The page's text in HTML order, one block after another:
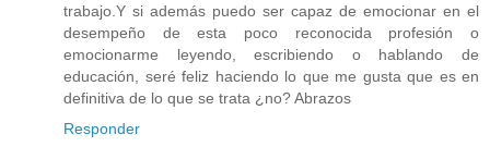
trabajo.Y si además puedo ser capaz de emocionar en el
desempeño de esta poco reconocida profesión o
emocionarme leyendo, escribiendo o hablando de
educación, seré feliz haciendo lo que me gusta que es en
definitiva de lo que se trata ¿no? Abrazos
Responder